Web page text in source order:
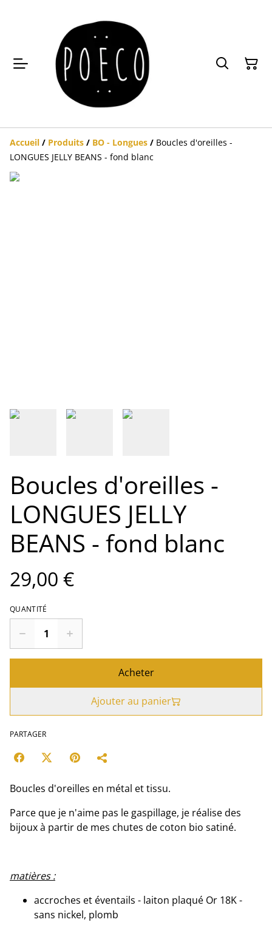
Accueil / Produits / BO - Longues / Boucles d'oreilles -
LONGUES JELLY BEANS - fond blanc
Boucles d'oreilles -
LONGUES JELLY
BEANS - fond blanc
29,00 €
QUANTITÉ
Acheter
Ajouter au panier
PARTAGER
Boucles d'oreilles en métal et tissu.
Parce que je n'aime pas le gaspillage, je réalise des
bijoux à partir de mes chutes de coton bio satiné.
matières :
accroches et éventails - laiton plaqué Or 18K -
sans nickel, plomb